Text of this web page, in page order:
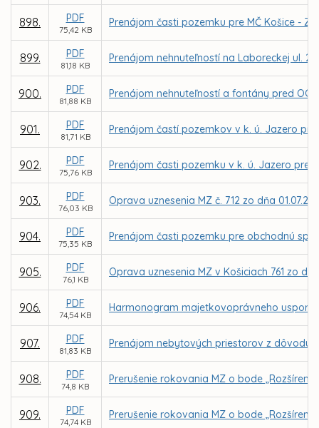
898. PDF
75,42 KB
Prenájom časti pozemku pre MČ Košice -
899. PDF
81,18 KB
Prenájom nehnuteľností na Laboreckej ul. 2
900. PDF
81,88 KB
Prenájom nehnuteľností a fontány pred OC
901. PDF
81,71 KB
Prenájom častí pozemkov v k. ú. Jazero
902. PDF
75,76 KB
Prenájom časti pozemku v k. ú. Jazero pre
903. PDF
76,03 KB
Oprava uznesenia MZ č. 712 zo dňa
904. PDF
75,35 KB
Prenájom časti pozemku pre obchodnú
905. PDF
76,1 KB
Oprava uznesenia MZ v Košiciach 761 zo
906. PDF
74,54 KB
Harmonogram majetkovoprávneho
907. PDF
81,83 KB
Prenájom nebytových priestorov z dôvodu
908. PDF
74,8 KB
Prerušenie rokovania MZ o bode
909. PDF
74,74 KB
Prerušenie rokovania MZ o bode